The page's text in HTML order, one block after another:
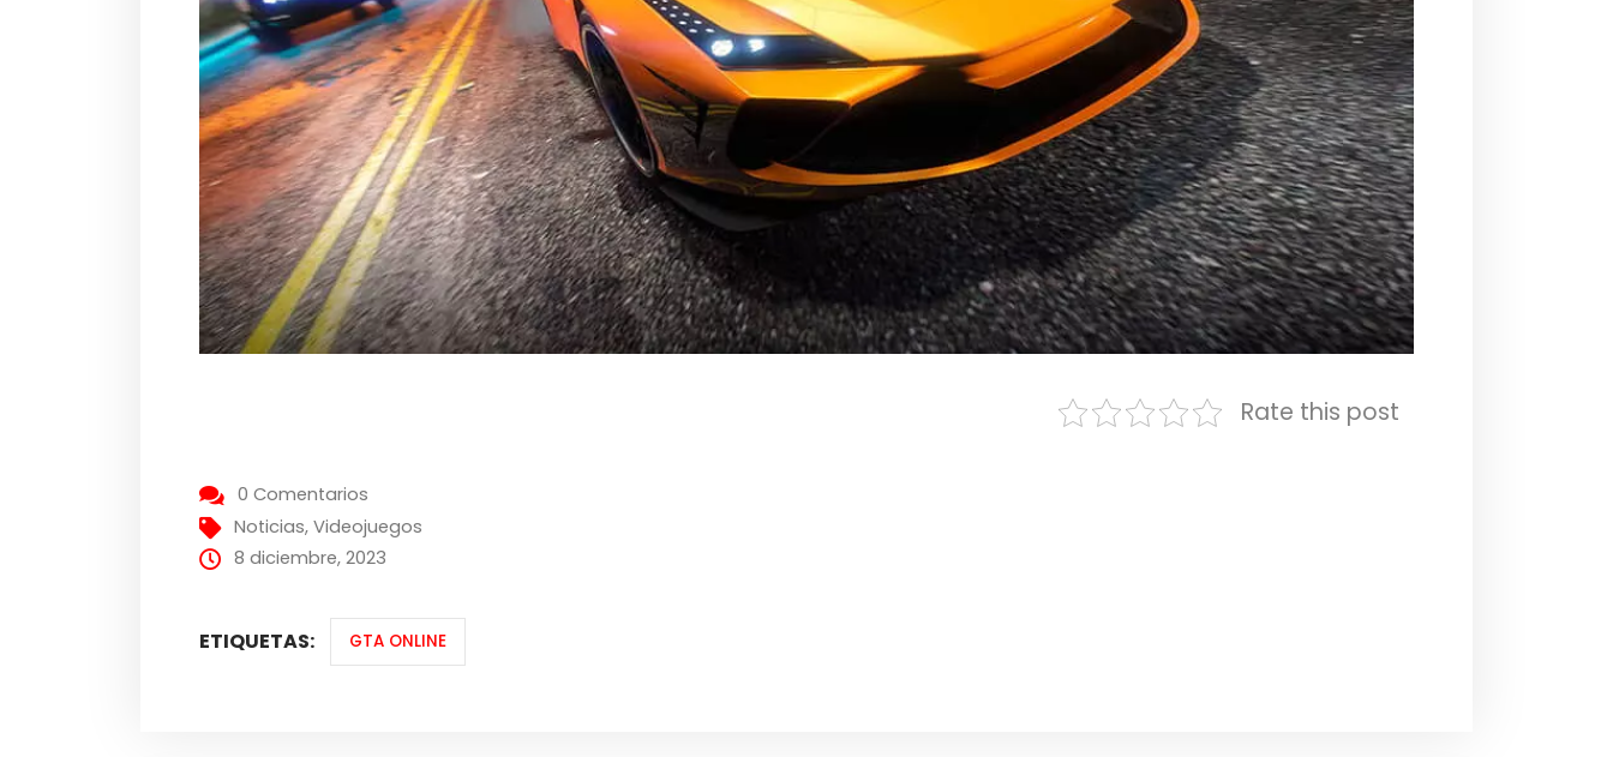
Rate this post
0 Comentarios
Noticias,Videojuegos
8 diciembre, 2023
ETIQUETAS: GTA ONLINE